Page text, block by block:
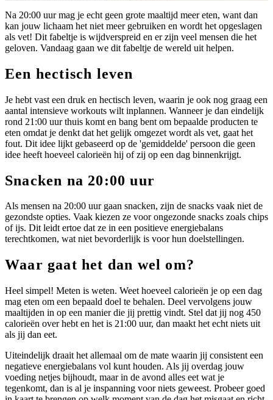
Na 20:00 uur mag je echt geen grote maaltijd meer eten, want dan
kan jouw lichaam het niet meer gebruiken en wordt het opgeslagen
als vet! Dit fabeltje is wijdverspreid en er zijn veel mensen die het
geloven. Vandaag gaan we dit fabeltje de wereld uit helpen.
Een hectisch leven
Je hebt vast een druk en hectisch leven, waarin je ook nog graag een
aantal intensieve workouts wilt inplannen. Wanneer je dan eindelijk
rond 21:00 uur thuis komt en bang bent om bepaalde producten te
eten omdat je denkt dat het gelijk omgezet wordt als vet, gaat het
fout. Dit idee lijkt gebaseerd op de 'gemiddelde' persoon die geen
idee heeft hoeveel calorieën hij of zij op een dag binnenkrijgt.
Snacken na 20:00 uur
Als mensen na 20:00 uur gaan snacken, zijn de snacks vaak niet de
gezondste opties. Vaak kiezen ze voor ongezonde snacks zoals chips
of ijs. Dit leidt ertoe dat ze in een positieve energiebalans
terechtkomen, wat niet bevorderlijk is voor hun doelstellingen.
Waar gaat het dan wel om?
Heel simpel! Meten is weten. Weet hoeveel calorieën je op een dag
mag eten om een bepaald doel te behalen. Deel vervolgens jouw
maaltijden in op een manier die jij prettig vindt. Stel dat jij nog 450
calorieën over hebt en het is 21:00 uur, dan maakt het echt niets uit
als jij dan eet.
Uiteindelijk draait het allemaal om de mate waarin jij consistent een
negatieve energiebalans vol kunt houden. Als jij overdag jouw
voeding netjes bijhoudt, maar in de avond alles eet wat je
tegenkomt, dan is al je inspanning voor niets geweest. Probeer goed